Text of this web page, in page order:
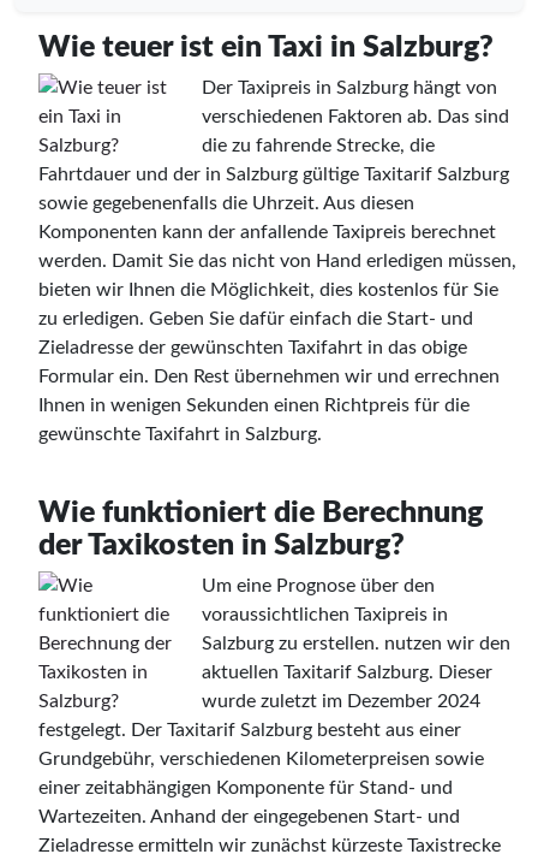
Wie teuer ist ein Taxi in Salzburg?
Der Taxipreis in Salzburg hängt von
verschiedenen Faktoren ab. Das sind
die zu fahrende Strecke, die
Fahrtdauer und der in Salzburg gültige Taxitarif Salzburg
sowie gegebenenfalls die Uhrzeit. Aus diesen
Komponenten kann der anfallende Taxipreis berechnet
werden. Damit Sie das nicht von Hand erledigen müssen,
bieten wir Ihnen die Möglichkeit, dies kostenlos für Sie
zu erledigen. Geben Sie dafür einfach die Start- und
Zieladresse der gewünschten Taxifahrt in das obige
Formular ein. Den Rest übernehmen wir und errechnen
Ihnen in wenigen Sekunden einen Richtpreis für die
gewünschte Taxifahrt in Salzburg.
Wie funktioniert die Berechnung
der Taxikosten in Salzburg?
Um eine Prognose über den
voraussichtlichen Taxipreis in
Salzburg zu erstellen. nutzen wir den
aktuellen Taxitarif Salzburg. Dieser
wurde zuletzt im Dezember 2024
festgelegt. Der Taxitarif Salzburg besteht aus einer
Grundgebühr, verschiedenen Kilometerpreisen sowie
einer zeitabhängigen Komponente für Stand- und
Wartezeiten. Anhand der eingegebenen Start- und
Zieladresse ermitteln wir zunächst kürzeste Taxistrecke